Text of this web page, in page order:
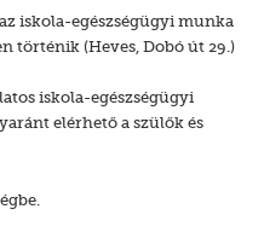
iskola-egészségügyi munka
történik (Heves, Dobó út 29.)
iskola-egészségügyi
elérhető a szülők és